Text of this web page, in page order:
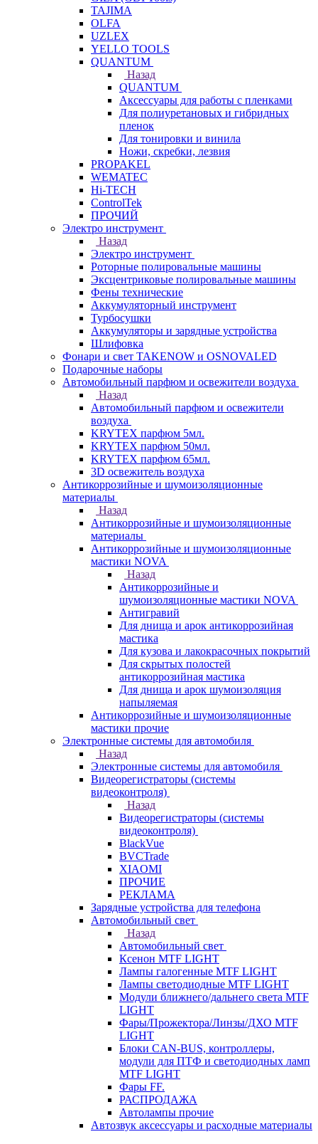
TAJIMA
OLFA
UZLEX
YELLO TOOLS
QUANTUM
Назад
QUANTUM
Аксессуары для работы с пленками
Для полиуретановых и гибридных
пленок
Для тонировки и винила
Ножи, скребки, лезвия
PROPAKEL
WEMATEC
Hi-TECH
ControlTek
ПРОЧИЙ
Электро инструмент
Назад
Электро инструмент
Роторные полировальные машины
Эксцентриковые полировальные машины
Фены технические
Аккумуляторный инструмент
Турбосушки
Аккумуляторы и зарядные устройства
Шлифовка
Фонари и свет TAKENOW и OSNOVALED
Подарочные наборы
Автомобильный парфюм и освежители воздуха
Назад
Автомобильный парфюм и освежители
воздуха
KRYTEX парфюм 5мл.
KRYTEX парфюм 50мл.
KRYTEX парфюм 65мл.
3D освежитель воздуха
Антикоррозийные и шумоизоляционные
материалы
Назад
Антикоррозийные и шумоизоляционные
материалы
Антикоррозийные и шумоизоляционные
мастики NOVA
Назад
Антикоррозийные и
шумоизоляционные мастики NOVA
Антигравий
Для днища и арок антикоррозийная
мастика
Для кузова и лакокрасочных покрытий
Для скрытых полостей
антикоррозийная мастика
Для днища и арок шумоизоляция
напыляемая
Антикоррозийные и шумоизоляционные
мастики прочие
Электронные системы для автомобиля
Назад
Электронные системы для автомобиля
Видеорегистраторы (системы
видеоконтроля)
Назад
Видеорегистраторы (системы
видеоконтроля)
BlackVue
BVCTrade
XIAOMI
ПРОЧИЕ
РЕКЛАМА
Зарядные устройства для телефона
Автомобильный свет
Назад
Автомобильный свет
Ксенон MTF LIGHT
Лампы галогенные MTF LIGHT
Лампы светодиодные MTF LIGHT
Модули ближнего/дальнего света MTF
LIGHT
Фары/Прожектора/Линзы/ДХО MTF
LIGHT
Блоки CAN-BUS, контроллеры,
модули для ПТФ и светодиодных ламп
MTF LIGHT
Фары FF.
РАСПРОДАЖА
Автолампы прочие
Автозвук аксессуары и расходные материалы